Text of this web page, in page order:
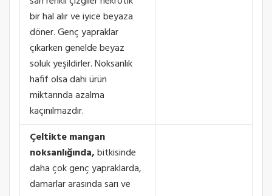
bir hal alır ve iyice beyaza
döner. Genç yapraklar
çıkarken genelde beyaz
soluk yeşildirler. Noksanlık
hafif olsa dahi ürün
miktarında azalma
kaçınılmazdır.
Çeltikte mangan
noksanlığında,bitkisinde
daha çok genç yapraklarda,
damarlar arasında sarı ve